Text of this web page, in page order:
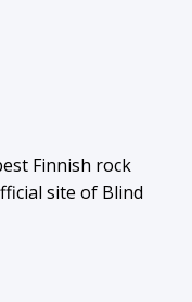
Finnish rock
site of Blind